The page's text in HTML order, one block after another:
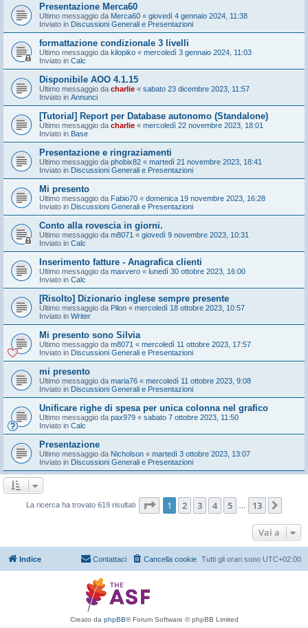
Presentazione Merca60
Ultimo messaggio da Merca60 « giovedì 4 gennaio 2024, 11:38
Inviato in Discussioni Generali e Presentazioni
formattazione condizionale 3 livelli
Ultimo messaggio da kilopiko « mercoledì 3 gennaio 2024, 11:03
Inviato in Calc
Disponibile AOO 4.1.15
Ultimo messaggio da charlie « sabato 23 dicembre 2023, 11:57
Inviato in Annunci
[Tutorial] Report per Database autonomo (Standalone)
Ultimo messaggio da charlie « mercoledì 22 novembre 2023, 18:01
Inviato in Base
Presentazione e ringraziamenti
Ultimo messaggio da phobix82 « martedì 21 novembre 2023, 18:41
Inviato in Discussioni Generali e Presentazioni
Mi presento
Ultimo messaggio da Fabio70 « domenica 19 novembre 2023, 16:28
Inviato in Discussioni Generali e Presentazioni
Conto alla rovescia in giorni.
Ultimo messaggio da m8071 « giovedì 9 novembre 2023, 10:31
Inviato in Calc
Inserimento fatture - Anagrafica clienti
Ultimo messaggio da maxvero « lunedì 30 ottobre 2023, 16:00
Inviato in Calc
[Risolto] Dizionario inglese sempre presente
Ultimo messaggio da Pilon « mercoledì 18 ottobre 2023, 10:57
Inviato in Writer
Mi presento sono Silvia
Ultimo messaggio da m8071 « mercoledì 11 ottobre 2023, 17:57
Inviato in Discussioni Generali e Presentazioni
mi presento
Ultimo messaggio da maria76 « mercoledì 11 ottobre 2023, 9:08
Inviato in Discussioni Generali e Presentazioni
Unificare righe di spesa per unica colonna nel grafico
Ultimo messaggio da pax979 « sabato 7 ottobre 2023, 11:50
Inviato in Calc
Presentazione
Ultimo messaggio da Nicholson « martedì 3 ottobre 2023, 13:07
Inviato in Discussioni Generali e Presentazioni
La ricerca ha trovato 619 risultati Pagina di 13
1 2 3 4 5 13
Vai a
Indice Tutti gli orari sono UTC+02:00
Cancella cookie
Contattaci
Creato da phpBB® Forum Software © phpBB Limited